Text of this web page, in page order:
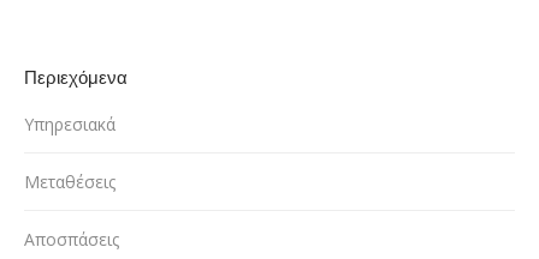
Περιεχόμενα
Υπηρεσιακά
Μεταθέσεις
Αποσπάσεις